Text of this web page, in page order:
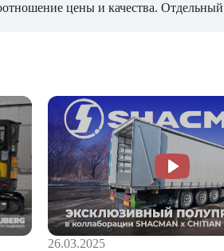
цены и качества.
26.03.2025